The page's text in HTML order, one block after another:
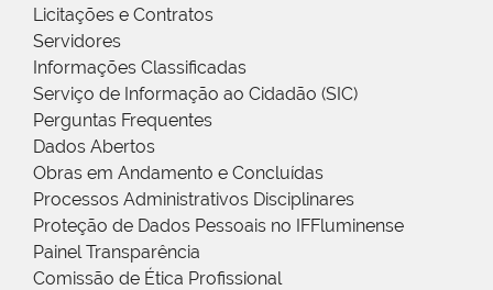
Licitações e Contratos
Servidores
Informações Classificadas
Serviço de Informação ao Cidadão (SIC)
Perguntas Frequentes
Dados Abertos
Obras em Andamento e Concluídas
Processos Administrativos Disciplinares
Proteção de Dados Pessoais no IFFluminense
Painel Transparência
Comissão de Ética Profissional